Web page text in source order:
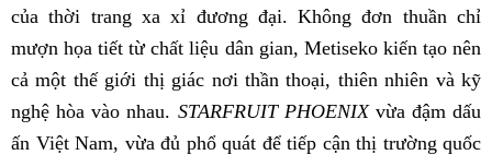
của thời trang xa xỉ đương đại. Không đơn thuần chỉ
mượn họa tiết từ chất liệu dân gian, Metiseko kiến tạo nên
cả một thế giới thị giác nơi thần thoại, thiên nhiên và kỹ
nghệ hòa vào nhau. STARFRUIT PHOENIXvừa đậm dấu
ấn Việt Nam, vừa đủ phổ quát để tiếp cận thị trường quốc